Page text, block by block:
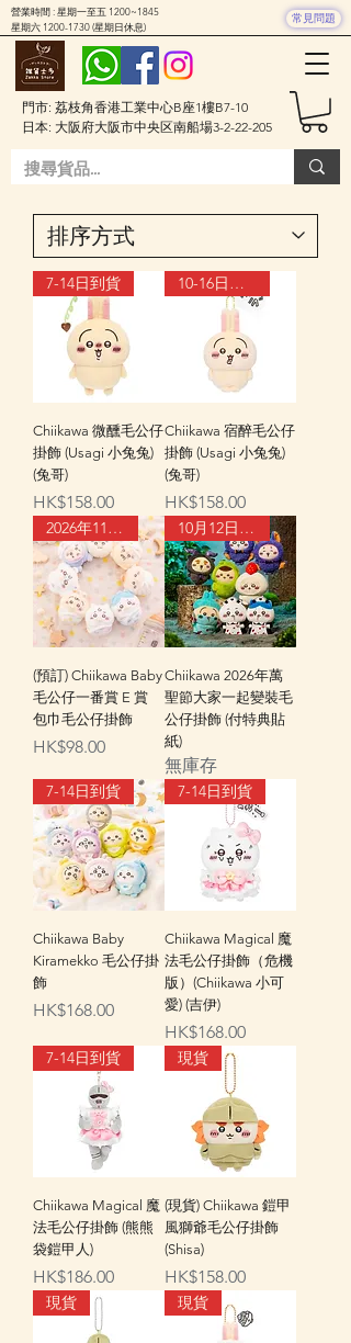
門市: 荔枝角香港工業中心B座1樓B7-10
日本: 大阪府大阪市中央区南船場3-2-22-205
營業時間 : 星期一至五 1200~1845
星期六 1200-1730(星期日休息)
常見問題
7-14日到貨
Chiikawa 微醺毛公仔
掛飾 (Usagi 小兔兔)
(兔哥)
價格
HK$158.00
10-16日到貨
Chiikawa 宿醉毛公仔
掛飾 (Usagi 小兔兔)
(兔哥)
價格
HK$158.00
2026年11月中旬到貨
(預訂) Chiikawa Baby
毛公仔一番賞 E 賞
包巾毛公仔掛飾
價格
HK$98.00
10月12日到貨
Chiikawa 2026年萬
聖節大家一起變裝毛
公仔掛飾 (付特典貼
紙)
無庫存
7-14日到貨
Chiikawa Baby
Kiramekko 毛公仔掛
飾
價格
HK$168.00
7-14日到貨
Chiikawa Magical 魔
法毛公仔掛飾（危機
版）(Chiikawa 小可
愛) (吉伊)
價格
HK$168.00
7-14日到貨
Chiikawa Magical 魔
法毛公仔掛飾 (熊熊
袋鎧甲人)
價格
HK$186.00
現貨
(現貨) Chiikawa 鎧甲
風獅爺毛公仔掛飾
(Shisa)
價格
HK$158.00
現貨 現貨